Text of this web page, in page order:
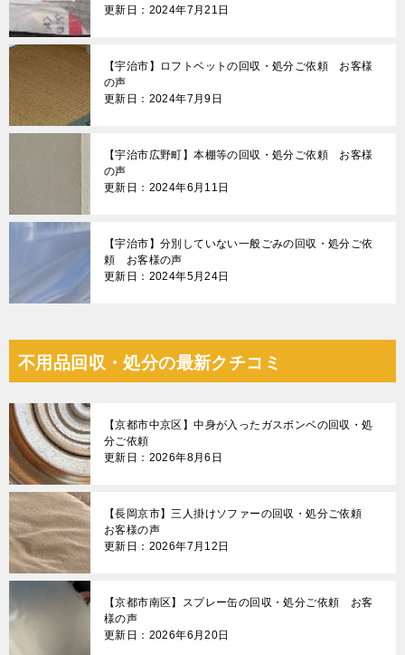
更新日：2024年7月21日
【宇治市】ロフトベットの回収・処分ご依頼 お客様
の声
更新日：2024年7月9日
【宇治市広野町】本棚等の回収・処分ご依頼 お客様
の声
更新日：2024年6月11日
【宇治市】分別していない一般ごみの回収・処分ご依
頼 お客様の声
更新日：2024年5月24日
不用品回収・処分の最新クチコミ
【京都市中京区】中身が入ったガスボンベの回収・処
分ご依頼
更新日：2026年8月6日
【長岡京市】三人掛けソファーの回収・処分ご依頼
お客様の声
更新日：2026年7月12日
【京都市南区】スプレー缶の回収・処分ご依頼 お客
様の声
更新日：2026年6月20日